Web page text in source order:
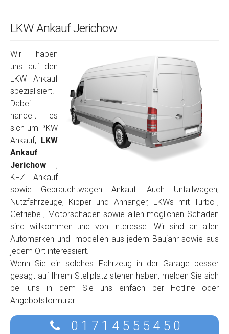
LKW Ankauf Jerichow
Wir haben
uns auf den
LKW Ankauf
spezialisiert.
Dabei
handelt es
sich um PKW
Ankauf,
LKW
Ankauf
Jerichow ,
KFZ Ankauf
sowie Gebrauchtwagen Ankauf. Auch Unfallwagen,
Nutzfahrzeuge, Kipper und Anhänger, LKWs mit Turbo-,
Getriebe-, Motorschaden sowie allen möglichen Schäden
sind willkommen und von Interesse. Wir sind an allen
Automarken und -modellen aus jedem Baujahr sowie aus
jedem Ort interessiert.
Wenn Sie ein solches Fahrzeug in der Garage besser
gesagt auf Ihrem Stellplatz stehen haben, melden Sie sich
bei uns in dem Sie uns einfach per Hotline oder
Angebotsformular.
0 1 7 1 4 5 5 5 4 5 0